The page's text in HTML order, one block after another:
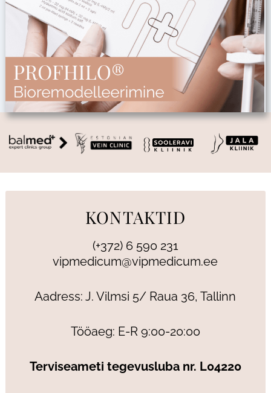
KONTAKTID
(+372) 6 590 231
vipmedicum@vipmedicum.ee
Aadress: J. Vilmsi 5/ Raua 36, Tallinn
Tööaeg: E-R 9:00-20:00
Terviseameti tegevusluba nr. L04220